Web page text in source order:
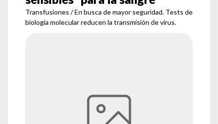
Transfusiones / En busca de mayor seguridad. Tests de
biología molecular reducen la transmisión de virus.